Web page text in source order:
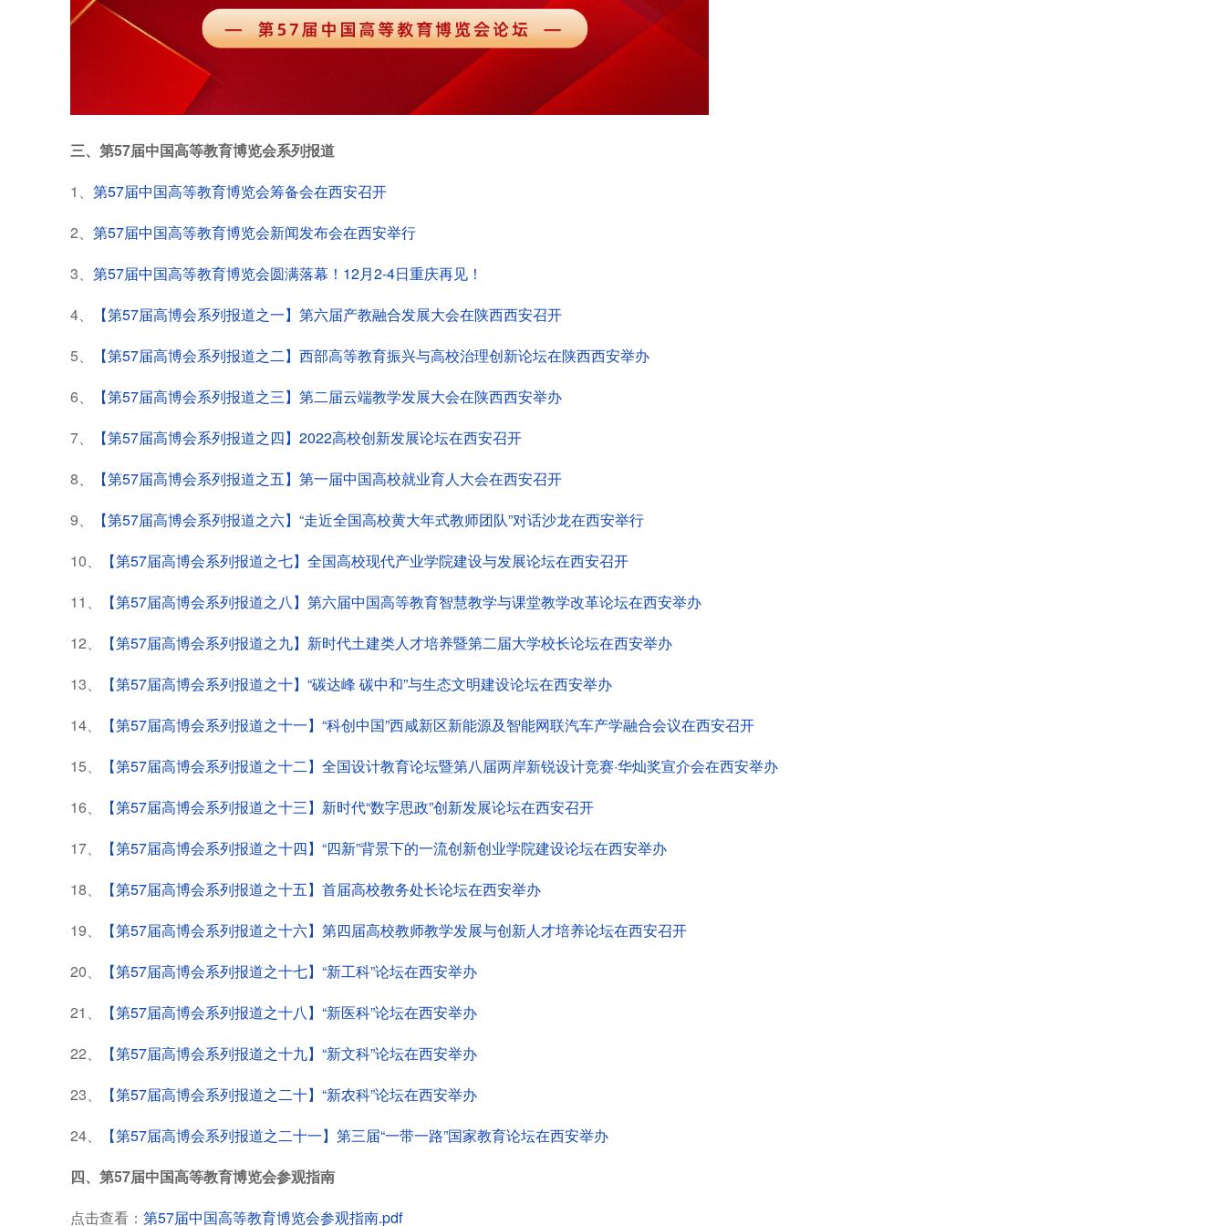
三、第57届中国高等教育博览会系列报道
1、 第57届中国高等教育博览会筹备会在西安召开
2、 第57届中国高等教育博览会新闻发布会在西安举行
3、 第57届中国高等教育博览会圆满落幕！12月2-4日重庆再见！
4、
【第57届高博会系列报道之一】第六届产教融合发展大会在陕西西安召开
5、
【第57届高博会系列报道之二】西部高等教育振兴与高校治理创新论坛在陕西西安举办
6、
【第57届高博会系列报道之三】第二届云端教学发展大会在陕西西安举办
7、
【第57届高博会系列报道之四】2022高校创新发展论坛在西安召开
8、
【第57届高博会系列报道之五】第一届中国高校就业育人大会在西安召开
9、
【第57届高博会系列报道之六】“走近全国高校黄大年式教师团队”对话沙龙在西安举行
10、
【第57届高博会系列报道之七】全国高校现代产业学院建设与发展论坛在西安召开
11、
【第57届高博会系列报道之八】第六届中国高等教育智慧教学与课堂教学改革论坛在西安举办
12、
【第57届高博会系列报道之九】新时代土建类人才培养暨第二届大学校长论坛在西安举办
13、
【第57届高博会系列报道之十】“碳达峰 碳中和”与生态文明建设论坛在西安举办
14、
【第57届高博会系列报道之十一】“科创中国”西咸新区新能源及智能网联汽车产学融合会议在西安召开
15、
【第57届高博会系列报道之十二】全国设计教育论坛暨第八届两岸新锐设计竞赛·华灿奖宣介会在西安举办
16、
【第57届高博会系列报道之十三】新时代“数字思政”创新发展论坛在西安召开
17、
【第57届高博会系列报道之十四】“四新”背景下的一流创新创业学院建设论坛在西安举办
18、
【第57届高博会系列报道之十五】首届高校教务处长论坛在西安举办
19、
【第57届高博会系列报道之十六】第四届高校教师教学发展与创新人才培养论坛在西安召开
20、
【第57届高博会系列报道之十七】“新工科”论坛在西安举办
21、
【第57届高博会系列报道之十八】“新医科”论坛在西安举办
22、
【第57届高博会系列报道之十九】“新文科”论坛在西安举办
23、
【第57届高博会系列报道之二十】“新农科”论坛在西安举办
24、
【第57届高博会系列报道之二十一】第三届“一带一路”国家教育论坛在西安举办
四、第57届中国高等教育博览会参观指南
点击查看： 第57届中国高等教育博览会参观指南.pdf